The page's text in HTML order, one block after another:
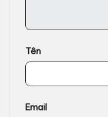
Tên
Email